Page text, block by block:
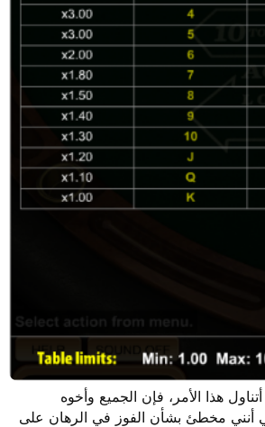
هذا الأمر، فإن الجميع وأخوه
أنني مخطئ بشأن الفوز في الرهان على